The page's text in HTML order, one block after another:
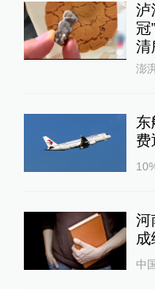
泸
冠
清
澎
东
费
河
中